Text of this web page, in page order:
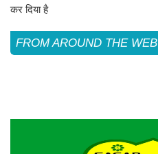
कर दिया है
FROM AROUND THE WEB